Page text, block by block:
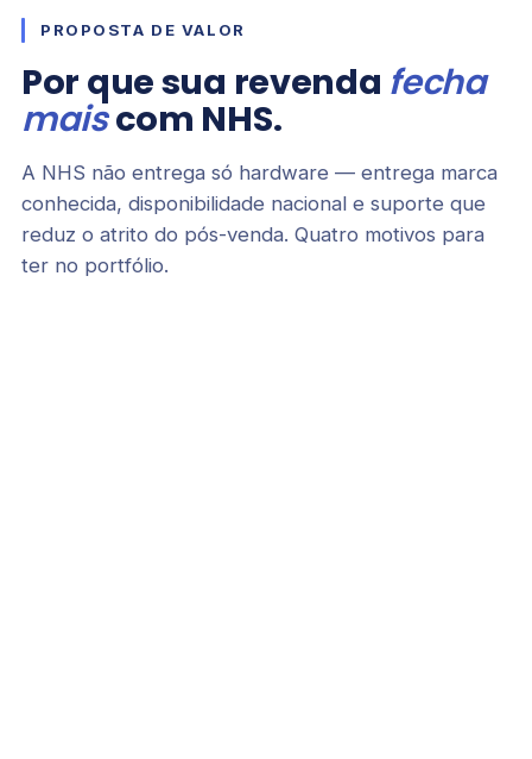
PROPOSTA DE VALOR
Por que sua revenda fecha
maiscom NHS.
A NHS não entrega só hardware — entrega marca
conhecida, disponibilidade nacional e suporte que
reduz o atrito do pós-venda. Quatro motivos para
ter no portfólio.